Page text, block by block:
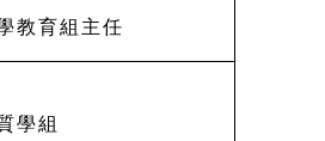
教育組主任
學組